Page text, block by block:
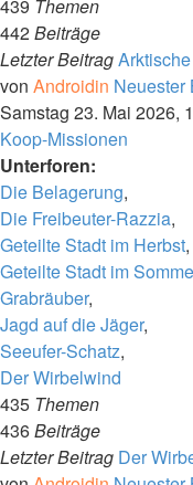
439 Themen
442Beiträge
Letzter Beitrag
von Androidin Neuester
Samstag 23. Mai 2026,
Koop-Missionen
Unterforen:
Die Belagerung,
Die Freibeuter-Razzia,
Geteilte Stadt im Herbst,
Geteilte Stadt im
Grabräuber,
Jagd auf die Jäger,
Seeufer-Schatz,
Der Wirbelwind
435 Themen
436Beiträge
Letzter Beitrag Der